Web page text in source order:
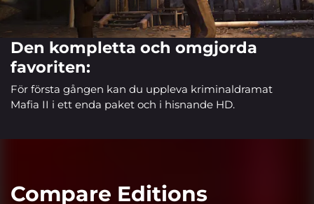
Den kompletta och omgjorda
favoriten:
För första gången kan du uppleva kriminaldramat
Mafia II i ett enda paket och i hisnande HD.
Compare Editions